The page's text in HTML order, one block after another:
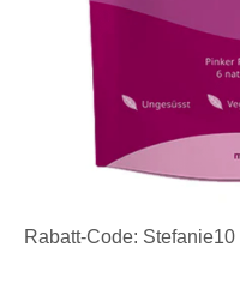
Rabatt-Code: Stefanie10